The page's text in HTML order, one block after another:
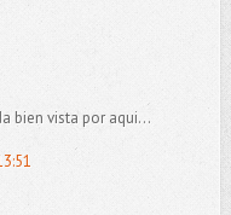
bien vista por aqui...